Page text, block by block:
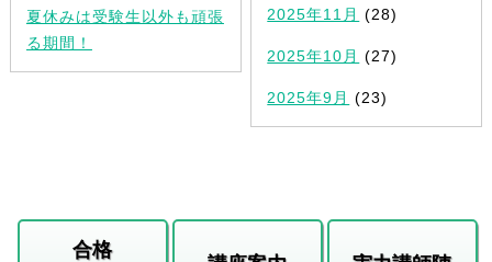
夏休みは受験生以外も頑張
る期間！
2025年11月 (28)
2025年10月 (27)
2025年9月 (23)
合格